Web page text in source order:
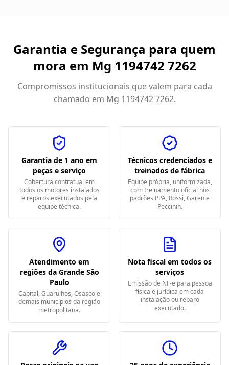
Garantia e Segurança para quem
mora em Mg 1194742 7262
Compromissos institucionais que valem para cada
chamado em Mg 1194742 7262.
Garantia de 1 ano em
peças e serviço
Cobertura contratual em
todos os motores instalados
e reparos executados pela
equipe técnica.
Técnicos credenciados e
treinados de fábrica
Equipe própria, uniformizada,
com treinamento oficial nos
padrões PPA, Rossi, Garen e
Peccinin.
Atendimento em
regiões da Grande São
Paulo
Capital, Guarulhos, Osasco e
demais municípios da região
metropolitana.
Nota fiscal em todos os
serviços
Emissão de NF-e para pessoa
física e jurídica em cada
instalação ou reparo
executado.